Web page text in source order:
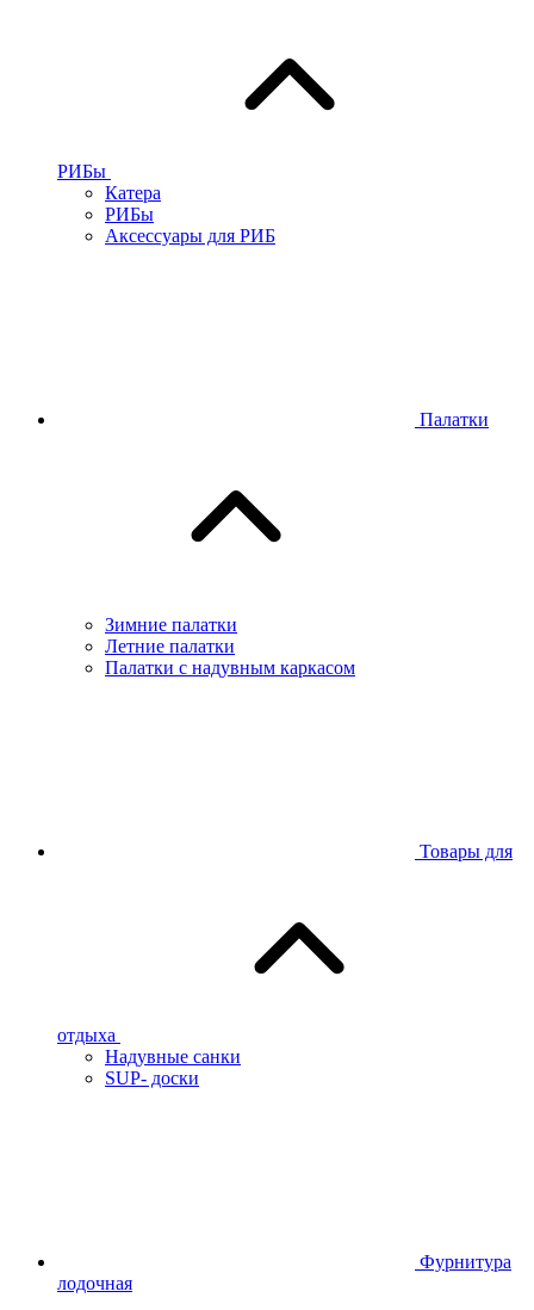
РИБы
Катера
РИБы
Аксессуары для РИБ
Палатки
Зимние палатки
Летние палатки
Палатки с надувным каркасом
Товары для
отдыха
Надувные санки
SUP- доски
Фурнитура
лодочная